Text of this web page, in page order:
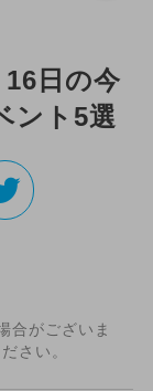
16日の今
ント5選
合がございま
さい。